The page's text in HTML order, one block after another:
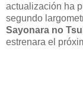
actualización ha
segundo
Sayonara no
estrenara el